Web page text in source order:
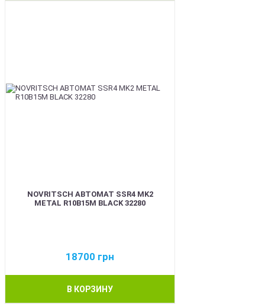
NOVRITSCH АВТОМАТ SSR4 MK2
METAL R10B15M BLACK 32280
18700 грн
В КОРЗИНУ